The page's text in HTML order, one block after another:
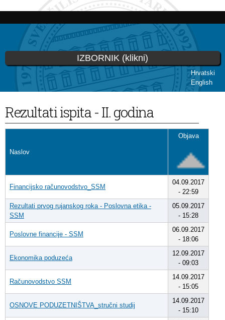
Skoči
glavni
sadržaj
Hrvatski
English
IZBORNIK (klikni)
Vi ste ovdje
Rezultati ispita - II. godina
Naslov
Objava
Financijsko računovodstvo_SSM
04.09.2017
- 22:59
Rezultati prvog rujanskog roka - Poslovna etika -
SSM
05.09.2017
- 15:28
Poslovne financije - SSM
06.09.2017
- 18:06
Ekonomika poduzeća
12.09.2017
- 09:03
Računovodstvo SSM
14.09.2017
- 15:05
OSNOVE PODUZETNIŠTVA_stručni studij
14.09.2017
- 15:10